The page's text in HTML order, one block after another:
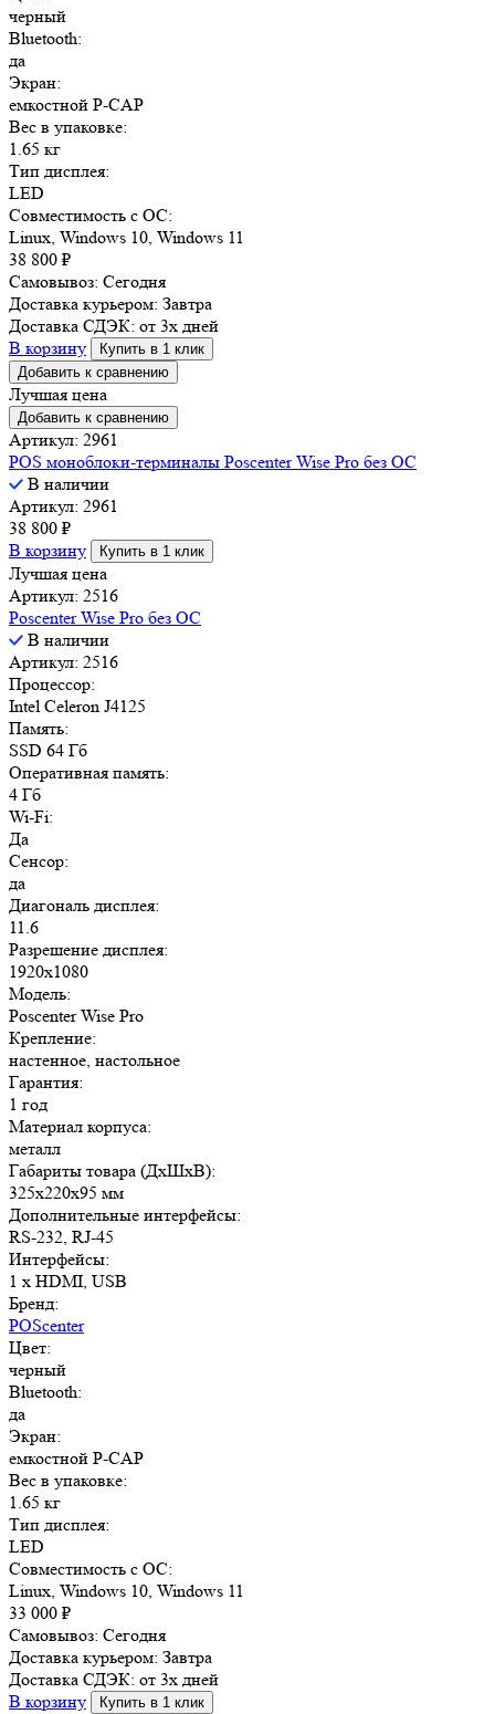
черный
Bluetooth:
да
Экран:
емкостной P-CAP
Вес в упаковке:
1.65 кг
Тип дисплея:
LED
Совместимость с ОС:
Linux, Windows 10, Windows 11
38 800 ₽
Самовывоз: Сегодня
Доставка курьером: Завтра
Доставка СДЭК: от 3х дней
В корзину
Купить в 1 клик
Добавить к сравнению
Лучшая цена
Добавить к сравнению
Артикул: 2961
POS моноблоки-терминалы Poscenter Wise Pro без ОС
В наличии
Артикул: 2961
38 800 ₽
В корзину
Купить в 1 клик
Лучшая цена
Артикул: 2516
Poscenter Wise Pro без ОС
В наличии
Артикул: 2516
Процессор:
Intel Celeron J4125
Память:
SSD 64 Гб
Оперативная память:
4 Гб
Wi-Fi:
Да
Сенсор:
да
Диагональ дисплея:
11.6
Разрешение дисплея:
1920x1080
Модель:
Poscenter Wise Pro
Крепление:
настенное, настольное
Гарантия:
1 год
Материал корпуса:
металл
Габариты товара (ДxШxВ):
325х220х95 мм
Дополнительные интерфейсы:
RS-232, RJ-45
Интерфейсы:
1 x HDMI, USB
Бренд:
POScenter
Цвет:
черный
Bluetooth:
да
Экран:
емкостной P-CAP
Вес в упаковке:
1.65 кг
Тип дисплея:
LED
Совместимость с ОС:
Linux, Windows 10, Windows 11
33 000 ₽
Самовывоз: Сегодня
Доставка курьером: Завтра
Доставка СДЭК: от 3х дней
В корзину
Купить в 1 клик